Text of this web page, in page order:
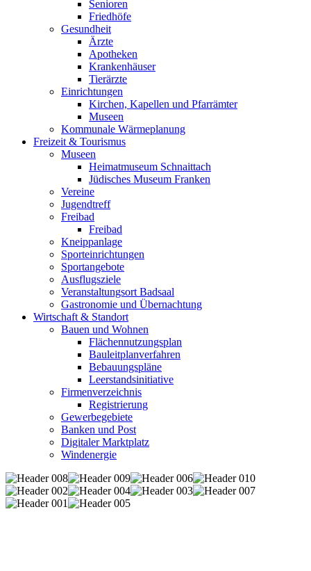
Senioren
Friedhöfe
Gesundheit
Ärzte
Apotheken
Krankenhäuser
Tierärzte
Einrichtungen
Kirchen, Kapellen und Pfarrämter
Museen
Kommunale Wärmeplanung
Freizeit & Tourismus
Museen
Heimatmuseum Schnaittach
Jüdisches Museum Franken
Vereine
Jugendtreff
Freibad
Freibad
Kneippanlage
Sporteinrichtungen
Sportangebote
Ausflugsziele
Veranstaltungsort Badsaal
Gastronomie und Übernachtung
Wirtschaft & Standort
Bauen und Wohnen
Flächennutzungsplan
Bauleitplanverfahren
Bebauungspläne
Leerstandsinitiative
Firmenverzeichnis
Registrierung
Gewerbegebiete
Banken und Post
Digitaler Marktplatz
Windenergie